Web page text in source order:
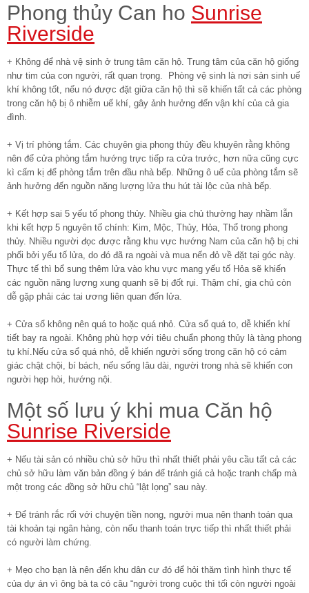
Phong thủy Can ho Sunrise
Riverside
+ Không để nhà vệ sinh ở trung tâm căn hộ. Trung tâm của căn hộ giống
như tim của con người, rất quan trọng. Phòng vệ sinh là nơi sản sinh uế
khí không tốt, nếu nó được đặt giữa căn hộ thì sẽ khiến tất cả các phòng
trong căn hộ bị ô nhiễm uế khí, gây ảnh hưởng đến vận khí của cả gia
đình.
+ Vị trí phòng tắm. Các chuyên gia phong thủy đều khuyên rằng không
nên để cửa phòng tắm hướng trực tiếp ra cửa trước, hơn nữa cũng cực
kì cấm kị để phòng tắm trên đầu nhà bếp. Những ô uế của phòng tắm sẽ
ảnh hưởng đến nguồn năng lượng lửa thu hút tài lộc của nhà bếp.
+ Kết hợp sai 5 yếu tố phong thủy. Nhiều gia chủ thường hay nhầm lẫn
khi kết hợp 5 nguyên tố chính: Kim, Mộc, Thủy, Hỏa, Thổ trong phong
thủy. Nhiều người đọc được rằng khu vực hướng Nam của căn hộ bị chi
phối bởi yếu tố lửa, do đó đã ra ngoài và mua nến đỏ về đặt tại góc này.
Thực tế thì bổ sung thêm lửa vào khu vực mang yếu tố Hỏa sẽ khiến
các nguồn năng lượng xung quanh sẽ bị đốt rụi. Thậm chí, gia chủ còn
dễ gặp phải các tai ương liên quan đến lửa.
+ Cửa sổ không nên quá to hoặc quá nhỏ. Cửa sổ quá to, dễ khiến khí
tiết bay ra ngoài. Không phù hợp với tiêu chuẩn phong thủy là tàng phong
tụ khí.Nếu cửa sổ quá nhỏ, dễ khiến người sống trong căn hộ có cảm
giác chật chội, bí bách, nếu sống lâu dài, người trong nhà sẽ khiến con
người hẹp hòi, hướng nội.
Một số lưu ý khi mua Căn hộ
Sunrise Riverside
+ Nếu tài sản có nhiều chủ sở hữu thì nhất thiết phải yêu cầu tất cả các
chủ sở hữu làm văn bản đồng ý bán để tránh giá cả hoặc tranh chấp mà
một trong các đồng sở hữu chủ “lật lọng” sau này.
+ Để tránh rắc rối với chuyện tiền nong, người mua nên thanh toán qua
tài khoản tại ngân hàng, còn nếu thanh toán trực tiếp thì nhất thiết phải
có người làm chứng.
+ Mẹo cho bạn là nên đến khu dân cư đó để hỏi thăm tình hình thực tế
của dự án vì ông bà ta có câu “người trong cuộc thì tối còn người ngoài